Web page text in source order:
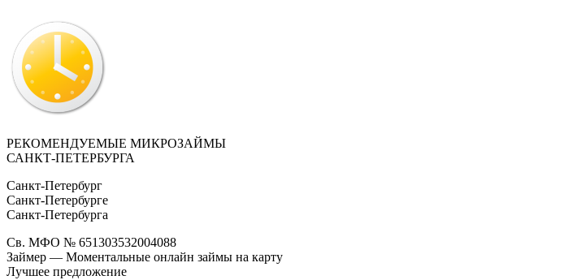
РЕКОМЕНДУЕМЫЕ МИКРОЗАЙМЫ
САНКТ-ПЕТЕРБУРГА
Санкт-Петербург
Санкт-Петербурге
Санкт-Петербурга
Св. МФО № 651303532004088
Займер — Моментальные онлайн займы на карту
Лучшее предложение